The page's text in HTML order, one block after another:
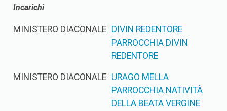
Incarichi
MINISTERO DIACONALE DIVIN REDENTORE
PARROCCHIA DIVIN
REDENTORE
MINISTERO DIACONALE URAGO MELLA
PARROCCHIA NATIVITÀ
DELLA BEATA VERGINE